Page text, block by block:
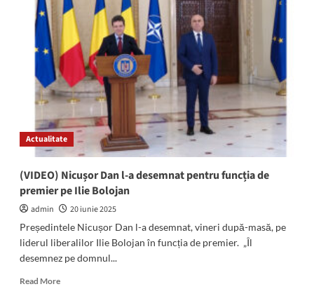
Georgescu:
„Investițiile
din
Anghel
Saligny
NU
se
opresc!”
Actualitate
(VIDEO) Nicușor Dan l-a desemnat pentru funcția de
premier pe Ilie Bolojan
admin
20 iunie 2025
Președintele Nicușor Dan l-a desemnat, vineri după-masă, pe
liderul liberalilor Ilie Bolojan în funcția de premier. „Îl
desemnez pe domnul...
Read MoreRead